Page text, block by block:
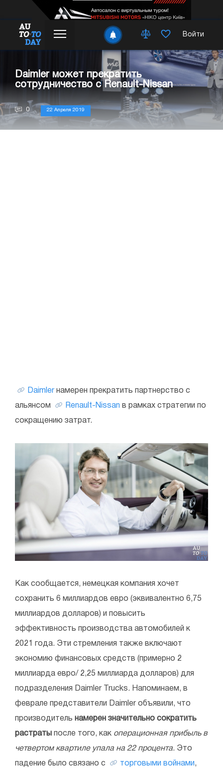
Войти
Daimler может прекратить
сотрудничество с Renault-Nissan
0 22 Апреля 2019
Daimler намерен прекратить партнерство с
альянсом Renault-Nissan в рамках стратегии по
сокращению затрат.
Как сообщается, немецкая компания хочет
сохранить 6 миллиардов евро (эквивалентно 6,75
миллиардов долларов) и повысить
эффективность производства автомобилей к
2021 года. Эти стремления также включают
экономию финансовых средств (примерно 2
миллиарда евро/ 2,25 миллиарда долларов) для
подразделения Daimler Trucks. Напоминаем, в
феврале представители Daimler объявили, что
производитель намерен значительно сократить
растраты после того, как операционная прибыль в
четвертом квартиле упала на 22 процента. Это
падение было связано с торговыми войнами,